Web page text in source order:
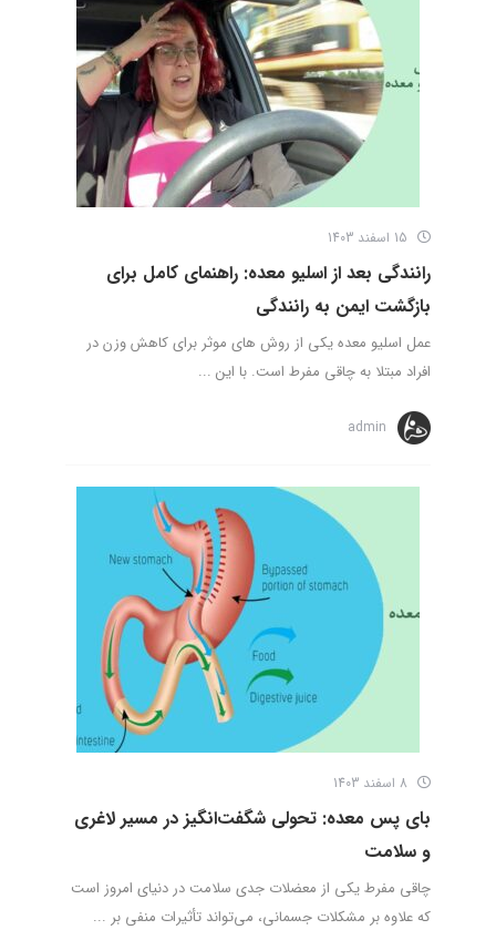
رانندگی بعد از اسلیو معده: راهنمای کامل برای
بازگشت ایمن به رانندگی
عمل اسلیو معده یکی از روش های موثر برای کاهش وزن در
افراد مبتلا به چاقی مفرط است. با این ...
admin
بای پس معده: تحولی شگفت‌انگیز در مسیر لاغری
و سلامت
چاقی مفرط یکی از معضلات جدی سلامت در دنیای امروز است
که علاوه بر مشکلات جسمانی، می‌تواند تأثیرات منفی بر ...